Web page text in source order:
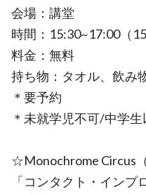
会場：講堂
時間：15:30~17:00（
料金：無料
持ち物：タオル、飲み
＊要予約
＊未就学児不可/中学生
☆Monochrome Circus
「コンタクト・インプ